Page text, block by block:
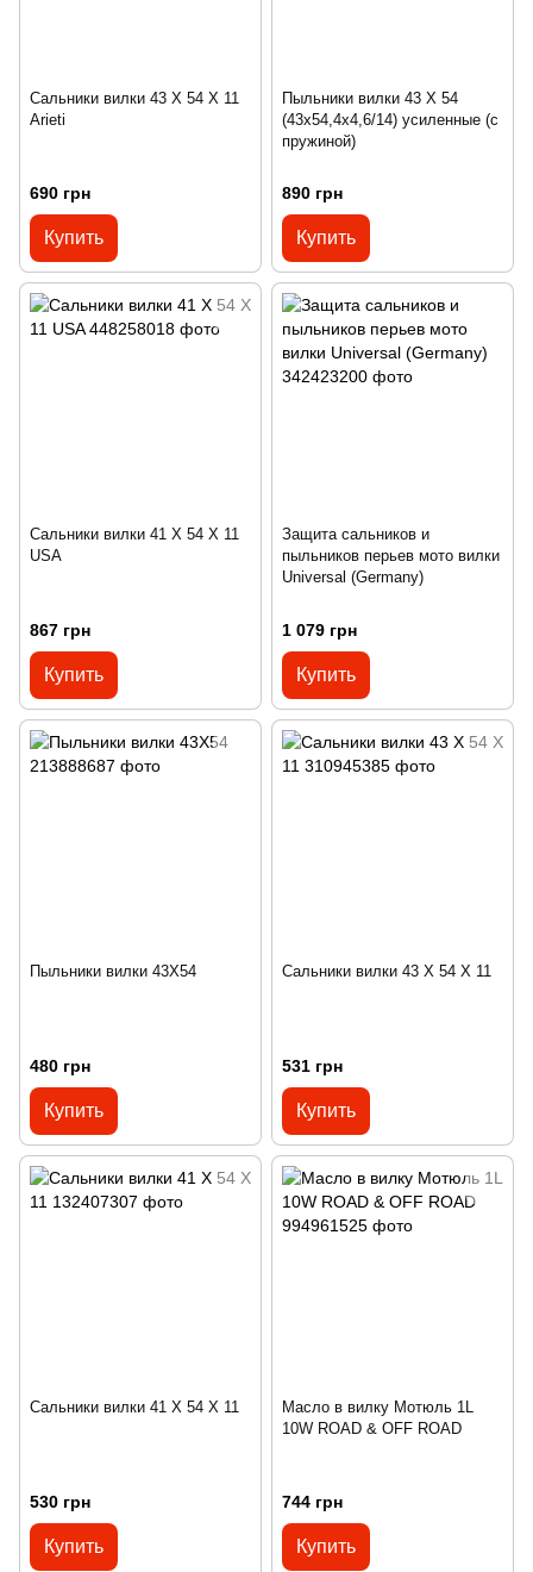
Сальники вилки 43 X 54 Х 11
Arieti
690 грн
Купить
Пыльники вилки 43 X 54
(43x54,4x4,6/14) усиленные (с
пружиной)
890 грн
Купить
Сальники вилки 41 X 54 X 11
USA
867 грн
Купить
Защита сальников и
пыльников перьев мото вилки
Universal (Germany)
1 079 грн
Купить
Пыльники вилки 43Х54
480 грн
Купить
Сальники вилки 43 X 54 Х 11
531 грн
Купить
Сальники вилки 41 X 54 X 11
530 грн
Купить
Масло в вилку Мотюль 1L
10W ROAD & OFF ROAD
744 грн
Купить